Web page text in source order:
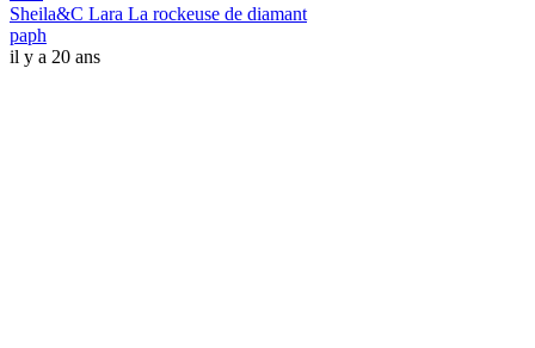
Sheila&C Lara La rockeuse de diamant
paph
il y a 20 ans